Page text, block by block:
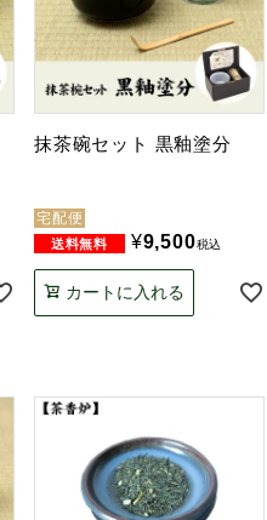
抹茶碗セット 黒釉塗分
宅配便
¥9,500税込
カートに入れる